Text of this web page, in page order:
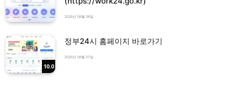
2026년 08월 08일
10.0
정부24시 홈페이지 바로가기
2026년 08월 07일